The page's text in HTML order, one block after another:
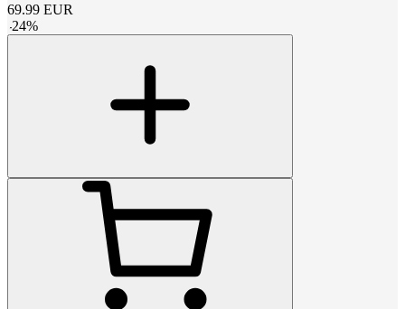
69.99 EUR
-24%